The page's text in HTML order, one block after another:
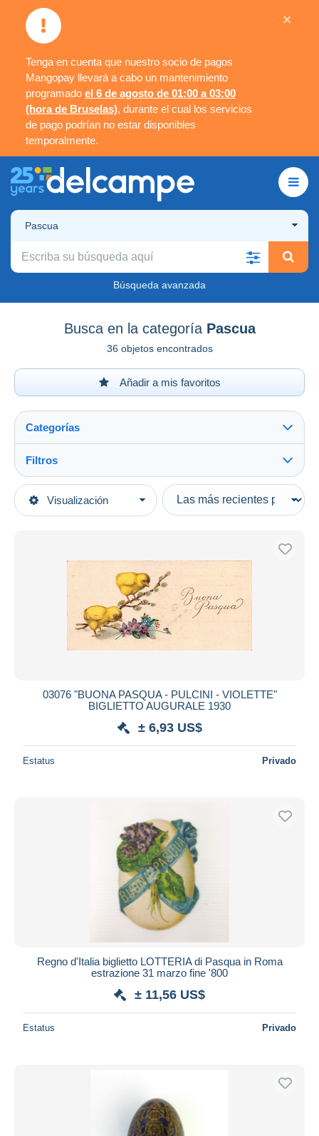
Tenga en cuenta que nuestro socio de pagos
Mangopay llevará a cabo un mantenimiento
programado el 6 de agosto de 01:00 a 03:00
(hora de Bruselas), durante el cual los servicios
de pago podrían no estar disponibles
temporalmente.
×
Pascua
Búsqueda avanzada
Busca en la categoría Pascua
36 objetos encontrados
Añadir a mis favoritos
Visualización
Categorías
Categorías principales
Filtros
Tipo de venta
Activas
Subastas sin pujas
Casa de subastas
Vendidos
Cerrando dentro
Transferencia bancaria
Mastercard
Bancontact
iDeal
Maestro
Residencia del vendedor
03076 "BUONA PASQUA - PULCINI - VIOLETTE"
BIGLIETTO AUGURALE 1930
± 6,93 US$
Estatus Privado
Regno d'Italia biglietto LOTTERIA di Pasqua in Roma
estrazione 31 marzo fine '800
± 11,56 US$
Estatus Privado